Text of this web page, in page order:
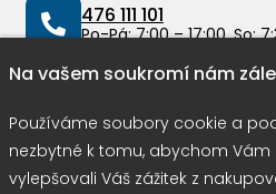
476 111 101
Po-Pá: 7:00 – 17:00, So:
Možnosti dopravy
Na vašem soukromí nám
Používáme soubory cookie a
nezbytné k tomu, abychom Vám
vylepšovali Váš zážitek z